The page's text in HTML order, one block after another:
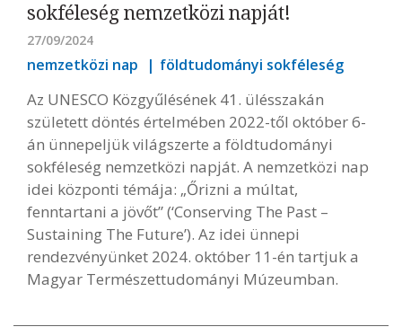
sokféleség nemzetközi napját!
27/09/2024
nemzetközi nap földtudományi sokféleség
Az UNESCO Közgyűlésének 41. ülésszakán
született döntés értelmében 2022-től október 6-
án ünnepeljük világszerte a földtudományi
sokféleség nemzetközi napját. A nemzetközi nap
idei központi témája: „Őrizni a múltat,
fenntartani a jövőt” (‘Conserving The Past –
Sustaining The Future’). Az idei ünnepi
rendezvényünket 2024. október 11-én tartjuk a
Magyar Természettudományi Múzeumban.